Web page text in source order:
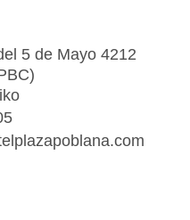
5 de Mayo 4212